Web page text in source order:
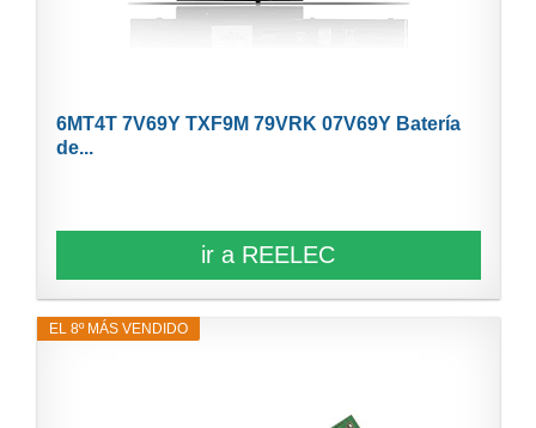
6MT4T 7V69Y TXF9M 79VRK 07V69Y Batería
de...
ir a REELEC
EL 8º MÁS VENDIDO